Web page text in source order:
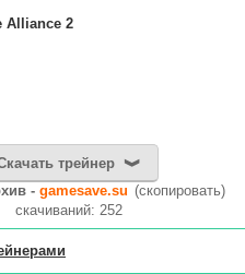
Alliance 2
трейнер
- gamesave.su (скопировать)
cкачиваний: 252